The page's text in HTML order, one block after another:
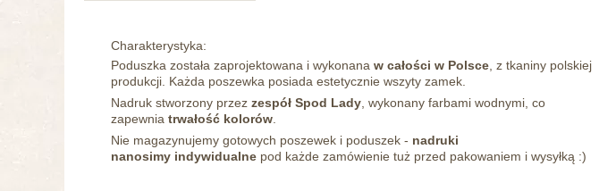
Charakterystyka:
Poduszka została zaprojektowana i wykonana w całości w Polsce, z tkaniny polskiej
produkcji. Każda poszewka posiada estetycznie wszyty zamek.
Nadruk stworzony przez zespół Spod Lady, wykonany farbami wodnymi, co
zapewnia trwałość kolorów.
Nie magazynujemy gotowych poszewek i poduszek - nadruki
nanosimy indywidualne pod każde zamówienie tuż przed pakowaniem i wysyłką :)